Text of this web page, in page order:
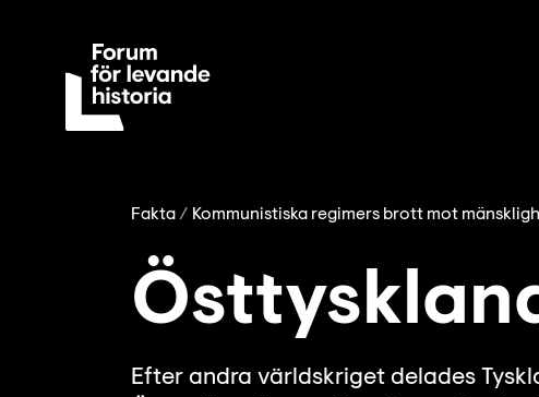
Fakta Kommunistiska regimers brott mot
Efter andra världskriget delades